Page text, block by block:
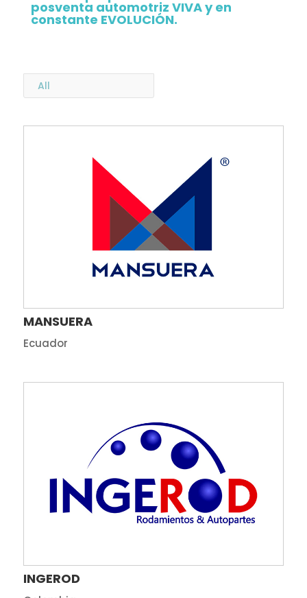
posventa automotriz VIVA y en
constante EVOLUCIÓN.
All
MANSUERA
Ecuador
INGEROD